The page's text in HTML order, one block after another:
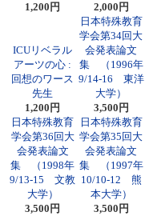
1,200円
2,000円
ICUリベラル
アーツの心 :
回想のワース
先生
1,200円
日本特殊教育
学会第34回大
会発表論文
集 （1996年
9/14-16 東洋
大学）
3,500円
日本特殊教育
学会第36回大
会発表論文
集 （1998年
9/13-15 文教
大学）
3,500円
日本特殊教育
学会第35回大
会発表論文
集 （1997年
10/10-12 熊
本大学）
3,500円